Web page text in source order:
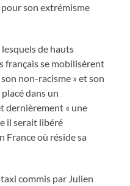
son extrémisme
de hauts
français se mobilisèrent
non-racisme » et son
dans un
dernièrement « une
il serait libéré
France où réside sa
commis par Julien